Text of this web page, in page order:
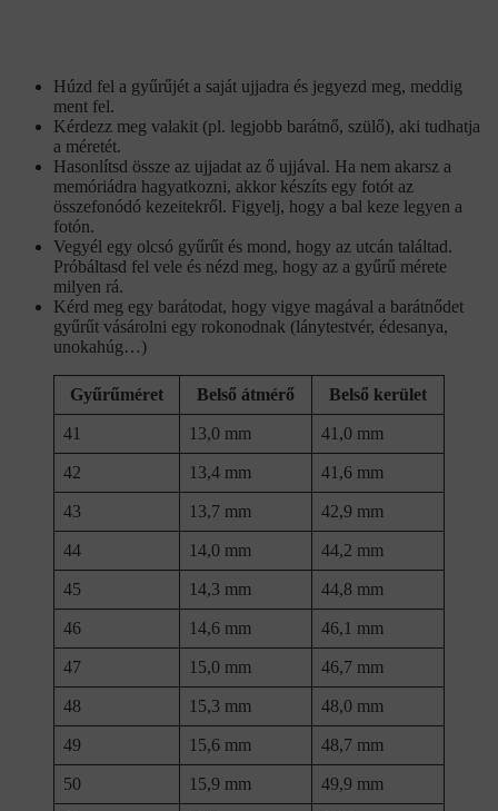
Húzd fel a gyűrűjét a saját ujjadra és jegyezd meg, meddig
ment fel.
Kérdezz meg valakit (pl. legjobb barátnő, szülő), aki tudhatja
a méretét.
Hasonlítsd össze az ujjadat az ő ujjával. Ha nem akarsz a
memóriádra hagyatkozni, akkor készíts egy fotót az
összefonódó kezeitekről. Figyelj, hogy a bal keze legyen a
fotón.
Vegyél egy olcsó gyűrűt és mond, hogy az utcán találtad.
Próbáltasd fel vele és nézd meg, hogy az a gyűrű mérete
milyen rá.
Kérd meg egy barátodat, hogy vigye magával a barátnődet
gyűrűt vásárolni egy rokonodnak (lánytestvér, édesanya,
unokahúg…)
Gyűrűméret Belső átmérő Belső kerület
41 13,0 mm 41,0 mm
42 13,4 mm 41,6 mm
43 13,7 mm 42,9 mm
44 14,0 mm 44,2 mm
45 14,3 mm 44,8 mm
46 14,6 mm 46,1 mm
47 15,0 mm 46,7 mm
48 15,3 mm 48,0 mm
49 15,6 mm 48,7 mm
50 15,9 mm 49,9 mm